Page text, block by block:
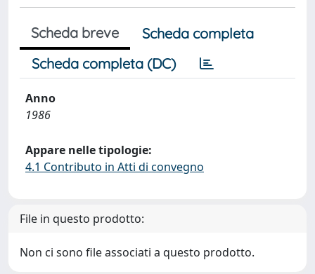
Scheda breve
Scheda completa
Scheda completa (DC)
Anno
1986
Appare nelle tipologie:
4.1 Contributo in Atti di convegno
File in questo prodotto:
Non ci sono file associati a questo prodotto.